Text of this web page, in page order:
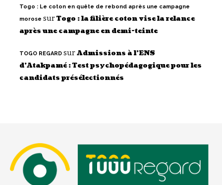
Togo : Le coton en quête de rebond après une campagne
morose surTogo : la filière coton vise la relance
après une campagne en demi-teinte
TOGO REGARD surAdmissions à l’ENS
d’Atakpamé : Test psychopédagogique pour les
candidats présélectionnés